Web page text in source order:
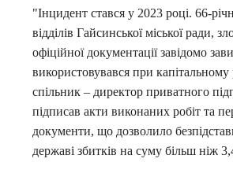
"Інцидент стався у 2023 році. 66-
відділів Гайсинської міської
офіційної документації завідомо
використовувався при
спільник – директор приватного
підписав акти виконаних робіт та
документи, що дозволило
державі збитків на суму більш ніж